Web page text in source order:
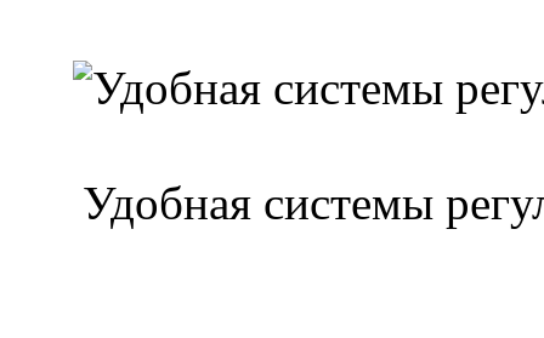
Удобная системы